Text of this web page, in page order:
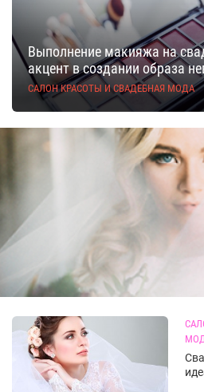
Выполнение макияжа на
акцент в создании образа
САЛОН КРАСОТЫ И СВАДЕБНАЯ МОДА